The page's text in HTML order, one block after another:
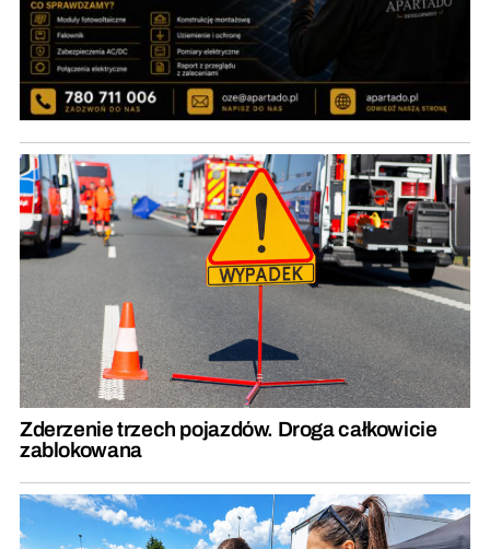
Zderzenie trzech pojazdów. Droga całkowicie
zablokowana